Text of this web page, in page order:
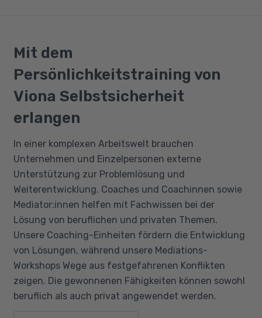
Mit dem
Persönlichkeitstraining von
Viona Selbstsicherheit
erlangen
In einer komplexen Arbeitswelt brauchen
Unternehmen und Einzelpersonen externe
Unterstützung zur Problemlösung und
Weiterentwicklung. Coaches und Coachinnen sowie
Mediator:innen helfen mit Fachwissen bei der
Lösung von beruflichen und privaten Themen.
Unsere Coaching-Einheiten fördern die Entwicklung
von Lösungen, während unsere Mediations-
Workshops Wege aus festgefahrenen Konflikten
zeigen. Die gewonnenen Fähigkeiten können sowohl
beruflich als auch privat angewendet werden.